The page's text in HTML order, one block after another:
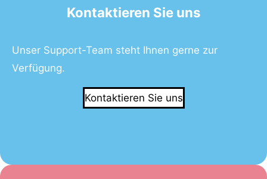
Kontaktieren Sie uns
Unser Support-Team steht Ihnen gerne zur
Verfügung.
Kontaktieren Sie uns